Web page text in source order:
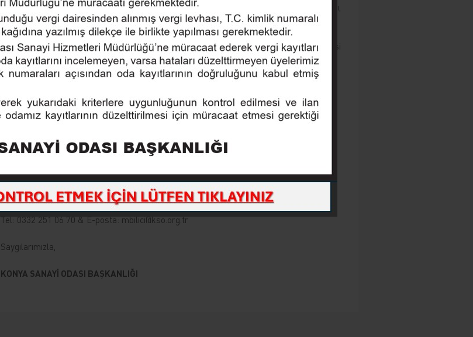
Ücrete Dahil Hizmetler:Ulaşım gidiş dönüş uçak bileti, Konaklama 5* oda + kahvaltı,
Transferler, Rehberlik Hizmeti, Şehir turları, Kapsamlı Seyahat Sağlık Sigortası
Ücrete Dahil Olmayan Hizmetler:Yurtdışı harç bedeli, Öğle ve Akşam yemekleri, Şahsi
Harcamalar, Fuar giriş bileti, Çin vize grup/ticari başvuru bedeli,
NOT: 10 kişilik bir grup oluşturulması durumunda program gerçekleştirilecektir.
Son Başvuru Tarihi: 21 Şubat 2025
KSO DEİPK Uzman / Mehmet Bilici
Tel: 0332 251 06 70 & E-posta: mbilici@kso.org.tr
Saygılarımızla,
KONYA SANAYİ ODASI BAŞKANLIĞI